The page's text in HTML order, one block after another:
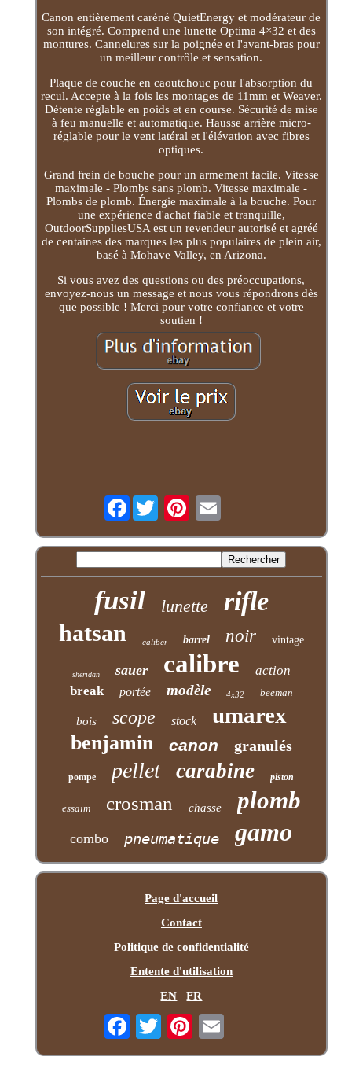
Canon entièrement caréné QuietEnergy et modérateur de
son intégré. Comprend une lunette Optima 4×32 et des
montures. Cannelures sur la poignée et l'avant-bras pour
un meilleur contrôle et sensation.
Plaque de couche en caoutchouc pour l'absorption du
recul. Accepte à la fois les montages de 11mm et Weaver.
Détente réglable en poids et en course. Sécurité de mise
à feu manuelle et automatique. Hausse arrière micro-
réglable pour le vent latéral et l'élévation avec fibres
optiques.
Grand frein de bouche pour un armement facile. Vitesse
maximale - Plombs sans plomb. Vitesse maximale -
Plombs de plomb. Énergie maximale à la bouche. Pour
une expérience d'achat fiable et tranquille,
OutdoorSuppliesUSA est un revendeur autorisé et agréé
de centaines des marques les plus populaires de plein air,
basé à Mohave Valley, en Arizona.
Si vous avez des questions ou des préoccupations,
envoyez-nous un message et nous vous répondrons dès
que possible ! Merci pour votre confiance et votre
soutien !
Facebook
fusil lunette rifle
hatsan caliber barrel noir vintage
sheridan sauer calibre
action
break
portée modèle 4x32 beeman
bois scope stock umarex
benjamin canon granulés
pompe pellet carabine piston
essaim crosman chasse plomb
combo pneumatique gamo
Page d'accueil
Contact
Politique de confidentialité
Entente d'utilisation
EN
FR